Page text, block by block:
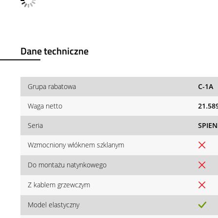
Dane techniczne
Grupa rabatowa C-1A
Waga netto
Seria
Wzmocniony włóknem szklanym
Do montażu natynkowego
Z kablem grzewczym
Model elastyczny